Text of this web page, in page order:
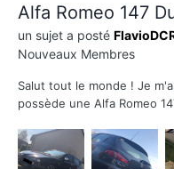
Alfa Romeo 147
un sujet a posté
Nouveaux Membres
Salut tout le monde ! Je
possède une Alfa Romeo
mes yeux, j'ai déjà changé
fumées, niveau mécanique